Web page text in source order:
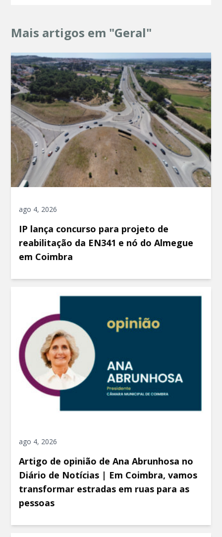
Mais artigos em "Geral"
ago 4, 2026
IP lança concurso para projeto de
reabilitação da EN341 e nó do Almegue
em Coimbra
ago 4, 2026
Artigo de opinião de Ana Abrunhosa no
Diário de Notícias | Em Coimbra, vamos
transformar estradas em ruas para as
pessoas